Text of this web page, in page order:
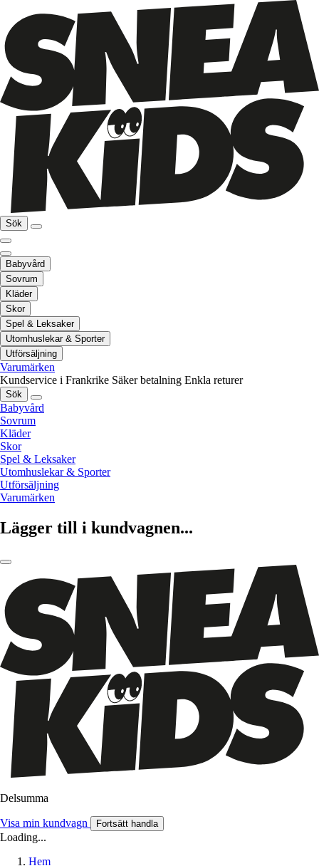
Sök
Babyvård
Sovrum
Kläder
Skor
Spel & Leksaker
Utomhuslekar & Sporter
Utförsäljning
Varumärken
Kundservice i Frankrike Säker betalning Enkla returer
Sök
Babyvård
Sovrum
Kläder
Skor
Spel & Leksaker
Utomhuslekar & Sporter
Utförsäljning
Varumärken
Lägger till i kundvagnen...
Delsumma
Visa min kundvagn Fortsätt handla
Loading...
Hem